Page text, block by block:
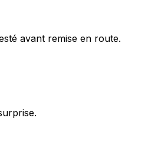
avant remise en route.